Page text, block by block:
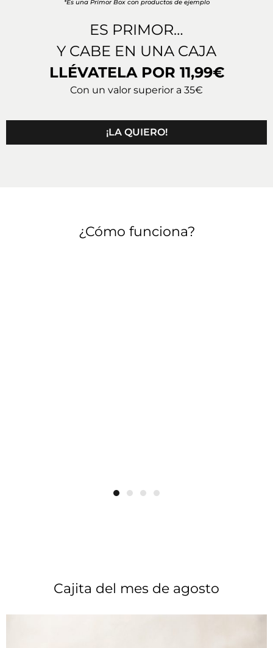
*Es una Primor Box con productos de ejemplo
ES PRIMOR…
Y CABE EN UNA CAJA
LLÉVATELA POR 11,99€
Con un valor superior a 35€
¡LA QUIERO!
¿Cómo funciona?
RECIBE TU CAJITA
Cuando te suscribasrecibirás la primera Primor
Cajita del mes de agosto